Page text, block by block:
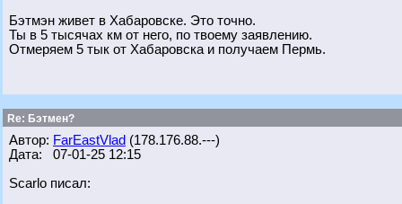
Бэтмэн живет в Хабаровске. Это точно.
Ты в 5 тысячах км от него, по твоему заявлению.
Отмеряем 5 тык от Хабаровска и получаем Пермь.
Re: Бэтмен?
Автор: FarEastVlad (178.176.88.---)
Дата: 07-01-25 12:15
Scarlo писал: